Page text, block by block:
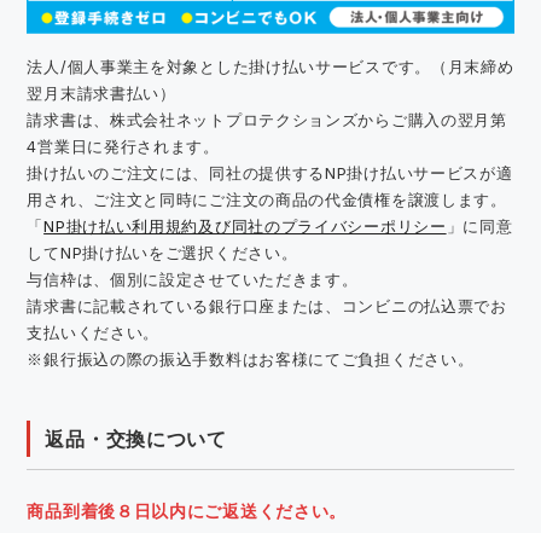
法人/個人事業主を対象とした掛け払いサービスです。（月末締め
翌月末請求書払い）
請求書は、株式会社ネットプロテクションズからご購入の翌月第
4営業日に発行されます。
掛け払いのご注文には、同社の提供するNP掛け払いサービスが適
用され、ご注文と同時にご注文の商品の代金債権を譲渡します。
「NP掛け払い利用規約及び同社のプライバシーポリシー 」に同意
してNP掛け払いをご選択ください。
与信枠は、個別に設定させていただきます。
請求書に記載されている銀行口座または、コンビニの払込票でお
支払いください。
※銀行振込の際の振込手数料はお客様にてご負担ください。
返品・交換について
商品到着後８日以内にご返送ください。